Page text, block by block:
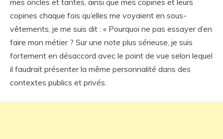
mes oncles et tantes, ainsi que mes copines et leurs
copines chaque fois qu’elles me voyaient en sous-
vêtements, je me suis dit : « Pourquoi ne pas essayer d’en
faire mon métier ? Sur une note plus sérieuse, je suis
fortement en désaccord avec le point de vue selon lequel
il faudrait présenter la même personnalité dans des
contextes publics et privés.